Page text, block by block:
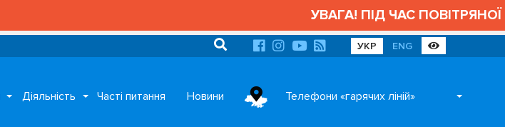
УВАГА! ПІД ЧАС
УКР ENG
Діяльність Часті питання Новини Телефони «гарячих ліній»